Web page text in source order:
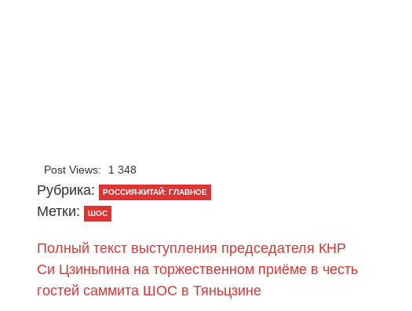
Post Views: 1 348
Рубрика: РОССИЯ-КИТАЙ: ГЛАВНОЕ
Метки: ШОС
Полный текст выступления председателя КНР
Си Цзиньпина на торжественном приёме в честь
гостей саммита ШОС в Тяньцзине